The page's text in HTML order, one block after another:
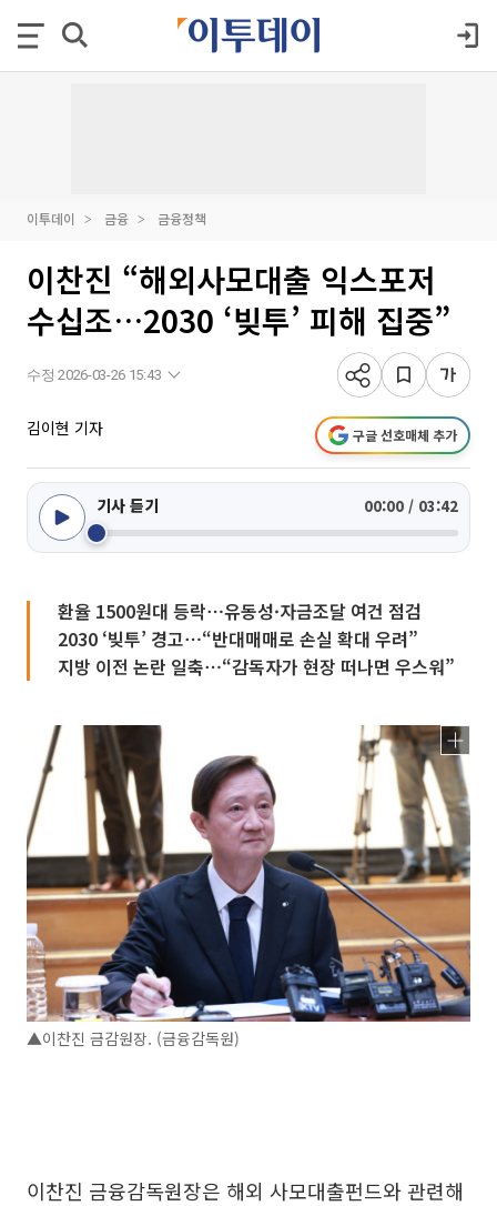
이투데이 금융 금융정책
이찬진 “해외사모대출 익스포저
수십조…2030 ‘빚투’ 피해 집중”
수정 2026-03-26 15:43
김이현 기자 구글 선호매체 추가
기사 듣기 00:00 / 03:42
환율 1500원대 등락⋯유동성·자금조달 여건 점검
2030 ‘빚투’ 경고⋯“반대매매로 손실 확대 우려”
지방 이전 논란 일축⋯“감독자가 현장 떠나면 우스워”
▲이찬진 금감원장. (금융감독원)
이찬진 금융감독원장은 해외 사모대출펀드와 관련해